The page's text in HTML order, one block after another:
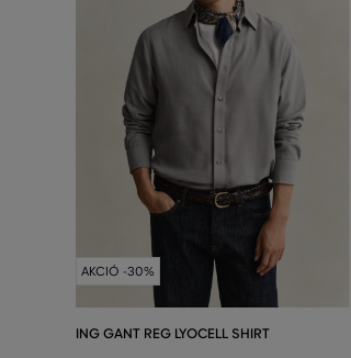
AKCIÓ -30%
ING GANT REG LYOCELL SHIRT